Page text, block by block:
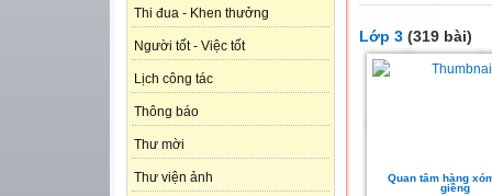
Thi đua - Khen thưởng
Người tốt - Việc tốt
Lịch công tác
Thông báo
Thư mời
Thư viện ảnh
Lớp 3 (319 bài)
Quan tâm hàng
giềng